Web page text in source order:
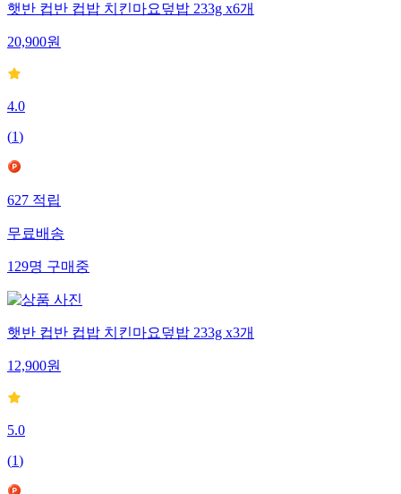
햇반 컵반 컵밥 치킨마요덮밥 233g x6개
20,900원
4.0
(1)
627 적립
무료배송
129명 구매중
햇반 컵반 컵밥 치킨마요덮밥 233g x3개
12,900원
5.0
(1)